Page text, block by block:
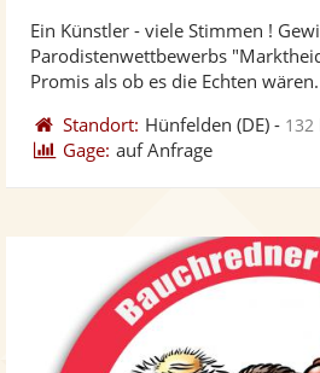
Ein Künstler - viele Stimmen !
Parodistenwettbewerbs
Promis als ob es die Echten
Standort: Hünfelden (DE) - 132
Gage: auf Anfrage